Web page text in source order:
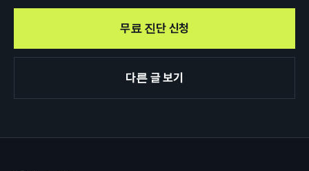
무료 진단 신청
다른 글 보기